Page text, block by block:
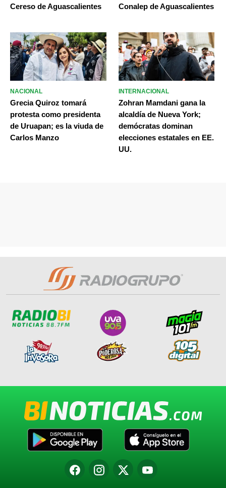
Cereso de Aguascalientes
Conalep de Aguascalientes
NACIONAL
Grecia Quiroz tomará
protesta como presidenta
de Uruapan; es la viuda de
Carlos Manzo
INTERNACIONAL
Zohran Mamdani gana la
alcaldía de Nueva York;
demócratas dominan
elecciones estatales en EE.
UU.